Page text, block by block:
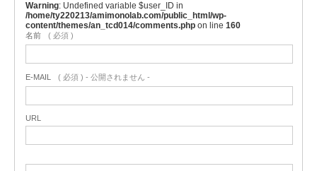
Warning : Undefined variable $user_ID in
/home/ty220213/amimonolab.com/public_html/wp-
content/themes/an_tcd014/comments.php on line 160
名前 ( 必須 )
E-MAIL ( 必須 ) - 公開されません -
URL